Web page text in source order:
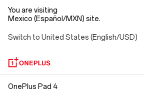
You are visiting
Mexico (Español/MXN) site.
Switch to United States (English/USD)
OnePlus
OnePlus Pad 4